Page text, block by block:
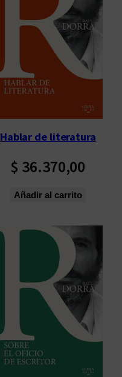
Hablar de literatura
$ 36.370,00
Añadir al carrito